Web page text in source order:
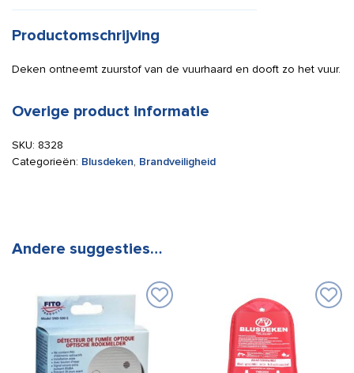
Productomschrijving
Deken ontneemt zuurstof van de vuurhaard en dooft zo het vuur.
Overige product informatie
SKU: 8328
Categorieën: Blusdeken, Brandveiligheid
Andere suggesties…